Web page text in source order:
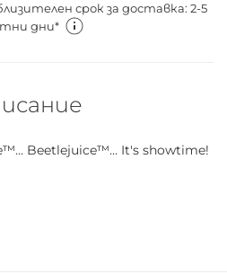
срок за доставка: 2-5
дни*
Beetlejuice™… It's showtime!
за да създадете